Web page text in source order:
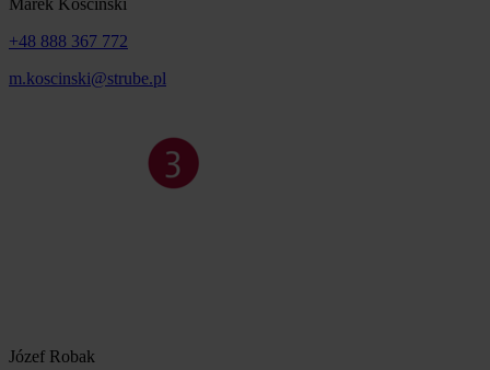
+48 888 367 772
m.koscinski@strube.pl
Józef Robak